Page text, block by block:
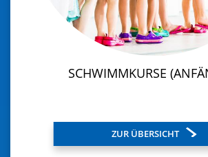
SCHWIMMKURSE
ZUR ÜBERSICHT